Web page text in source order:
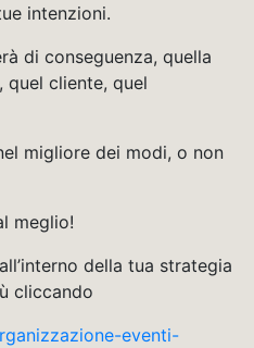
intenzioni.
di conseguenza, quella
quel cliente, quel
migliore dei modi, o non
meglio!
della tua strategia
cliccando
eventi-